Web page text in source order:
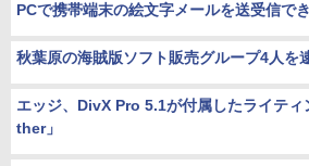
PCで携帯端末の絵文字メールを送受信で
秋葉原の海賊版ソフト販売グループ4人を
エッジ、DivX Pro 5.1が付属したライティ
ther」